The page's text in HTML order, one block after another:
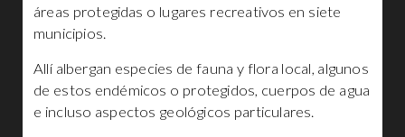
áreas protegidas o lugares recreativos en siete
municipios.
Allí albergan especies de fauna y flora local, algunos
de estos endémicos o protegidos, cuerpos de agua
e incluso aspectos geológicos particulares.